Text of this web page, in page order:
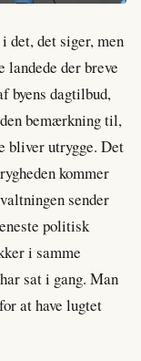
det, det siger, men
der breve
byens dagtilbud,
bemærkning til,
bliver utrygge. Det
kommer
sender
politisk
i samme
sat i gang. Man
at have lugtet